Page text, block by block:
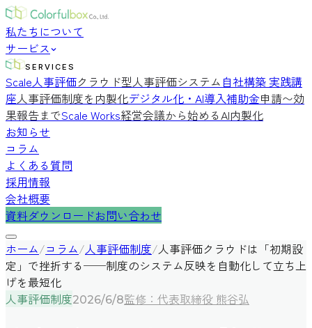
私たちについて
サービス
SERVICES
Scale人事評価クラウド型人事評価システム 自社構築 実践講
座人事評価制度を内製化デジタル化・AI導入補助金申請〜効
果報告までScale Works経営会議から始めるAI内製化
お知らせ
コラム
よくある質問
採用情報
会社概要
資料ダウンロードお問い合わせ
ホーム/コラム/人事評価制度/人事評価クラウドは「初期設
定」で挫折する──制度のシステム反映を自動化して立ち上
げを最短化
人事評価制度2026/6/8監修：代表取締役 熊谷弘